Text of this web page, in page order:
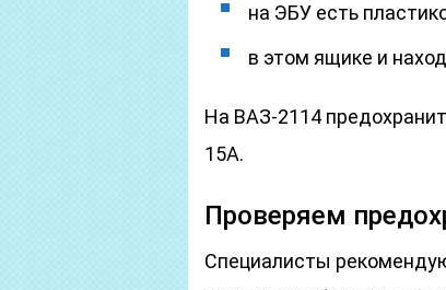
на ЭБУ есть
в этом ящике и
На ВАЗ-2114
15A.
Проверяем
Специалисты